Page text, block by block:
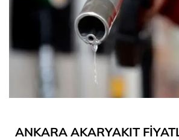
ANKARA AKARYAKIT